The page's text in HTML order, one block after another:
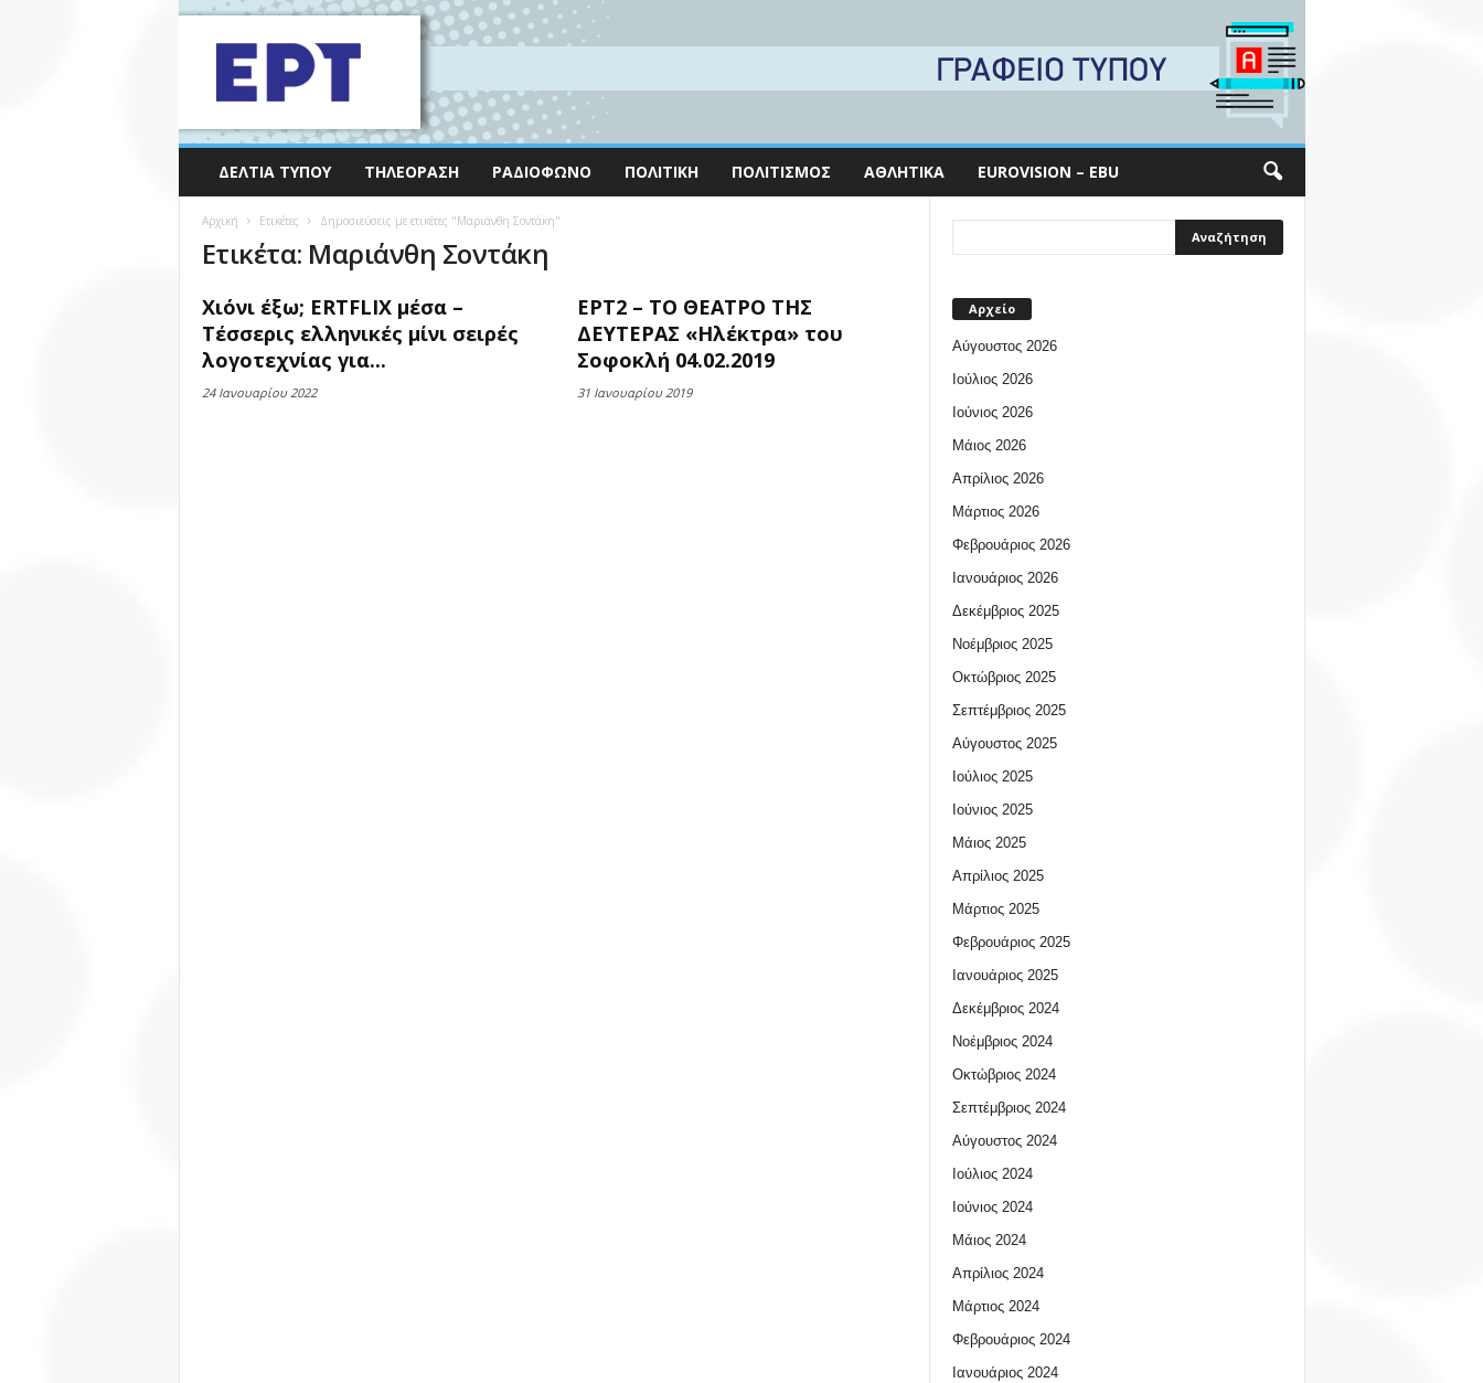
ΔΕΛΤΊΑ ΤΎΠΟΥ ΤΗΛΕΌΡΑΣΗ ΡΑΔΙΌΦΩΝΟ ΠΟΛΙΤΙΚΉ ΠΟΛΙΤΙΣΜΌΣ ΑΘΛΗΤΙΚΆ EUROVISION – EBU
Αρχική Ετικέτες Δημοσιεύσεις με ετικέτες "Μαριάνθη Σοντάκη"
Ετικέτα: Μαριάνθη Σοντάκη
Χιόνι έξω; ERTFLIX μέσα –
Τέσσερις ελληνικές μίνι σειρές
λογοτεχνίας για...
24 Ιανουαρίου 2022
ΕΡΤ2 – ΤΟ ΘΕΑΤΡΟ ΤΗΣ
ΔΕΥΤΕΡΑΣ «Ηλέκτρα» του
Σοφοκλή 04.02.2019
31 Ιανουαρίου 2019
Αρχείο
Αύγουστος 2026
Ιούλιος 2026
Ιούνιος 2026
Μάιος 2026
Απρίλιος 2026
Μάρτιος 2026
Φεβρουάριος 2026
Ιανουάριος 2026
Δεκέμβριος 2025
Νοέμβριος 2025
Οκτώβριος 2025
Σεπτέμβριος 2025
Αύγουστος 2025
Ιούλιος 2025
Ιούνιος 2025
Μάιος 2025
Απρίλιος 2025
Μάρτιος 2025
Φεβρουάριος 2025
Ιανουάριος 2025
Δεκέμβριος 2024
Νοέμβριος 2024
Οκτώβριος 2024
Σεπτέμβριος 2024
Αύγουστος 2024
Ιούλιος 2024
Ιούνιος 2024
Μάιος 2024
Απρίλιος 2024
Μάρτιος 2024
Φεβρουάριος 2024
Ιανουάριος 2024